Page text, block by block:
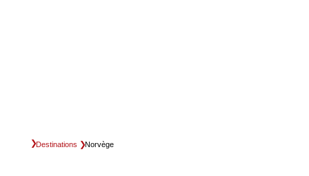
Destinations Norvège